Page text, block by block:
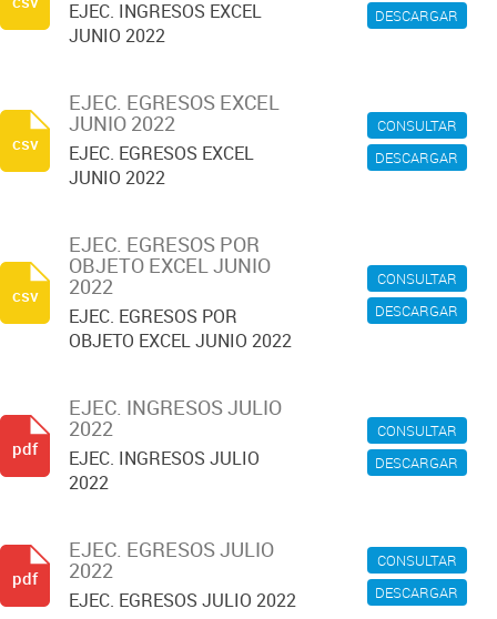
DESCARGAR
EJEC. INGRESOS EXCEL
JUNIO 2022
CONSULTAR
DESCARGAR
EJEC. EGRESOS EXCEL
JUNIO 2022
EJEC. EGRESOS EXCEL
JUNIO 2022
csv
CONSULTAR
DESCARGAR
EJEC. EGRESOS POR
OBJETO EXCEL JUNIO
2022
EJEC. EGRESOS POR
OBJETO EXCEL JUNIO 2022
csv
CONSULTAR
DESCARGAR
EJEC. INGRESOS JULIO
2022
EJEC. INGRESOS JULIO
2022
pdf
CONSULTAR
DESCARGAR
EJEC. EGRESOS JULIO
2022
EJEC. EGRESOS JULIO 2022
pdf